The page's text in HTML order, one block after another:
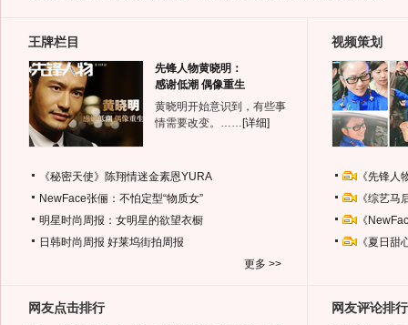
王牌栏目
先锋人物黄晓明：
感谢低潮 偶像重生
黄晓明开始意识到，有些事
情需要改变。…… [详细]
《秘密天使》陈翔情迷金素恩YURA
NewFace张俪：不怕定型“物质女”
明星时尚周报：女明星的欲望衣橱
日韩时尚周报 好莱坞街拍周报
更多 >>
视频策划
《先锋
《综艺
《
《夏日
网友点击排行 网友评论排行